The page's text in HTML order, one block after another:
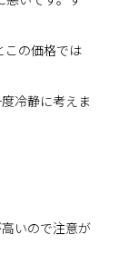
この価格では
冷静に考えま
いので注意が